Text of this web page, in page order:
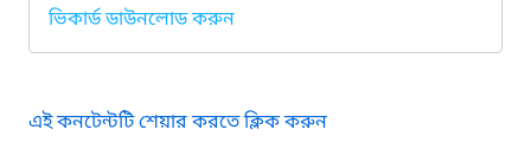
ভিকার্ড ডাউনলোড করুন
এই কনটেন্টটি শেয়ার করতে ক্লিক করুন